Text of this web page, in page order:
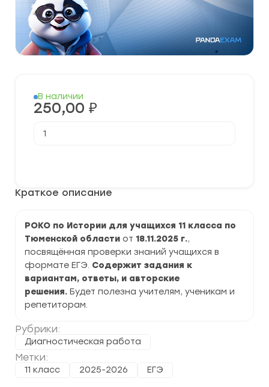
Краткое описание
РОКО по Истории для учащихся 11 класса по
Тюменской области от 18.11.2025 г.,
посвящённая проверки знаний учащихся в
формате ЕГЭ. Содержит задания к
вариантам, ответы, и авторские
решения. Будет полезна учителям, ученикам и
репетиторам.
Рубрики:
Диагностическая работа
Метки:
11 класс 2025-2026 ЕГЭ
В наличии
250,00 ₽
товара
Истории
задания
и
ответы